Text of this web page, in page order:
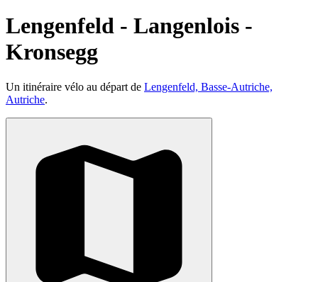
Lengenfeld - Langenlois -
Kronsegg
Un itinéraire vélo au départ de Lengenfeld, Basse-Autriche,
Autriche.